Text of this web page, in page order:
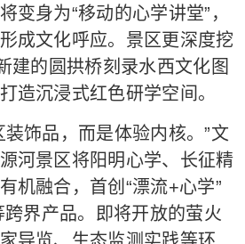
变身为“移动的心学讲堂”，
成文化呼应。景区更深度挖
建的圆拱桥刻录水西文化图
造沉浸式红色研学空间。
饰品，而是体验内核。”文
河景区将阳明心学、长征精
机融合，首创“漂流+心学”
跨界产品。即将开放的萤火